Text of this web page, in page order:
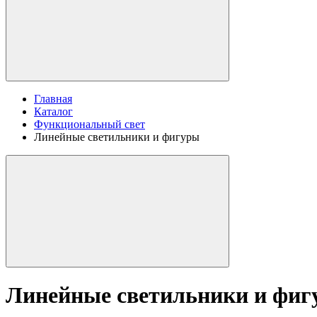
Главная
Каталог
Функциональный свет
Линейные светильники и фигуры
Линейные светильники и